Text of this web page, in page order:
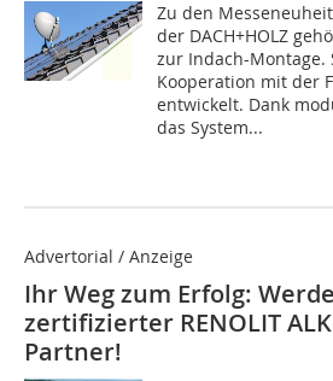
Zu den
der DACH+HOLZ
zur Indach-Montage.
Kooperation mit der
entwickelt. Dank
das System...
Advertorial / Anzeige
Ihr Weg zum Erfolg:
zertifizierter RENOLIT
Partner!